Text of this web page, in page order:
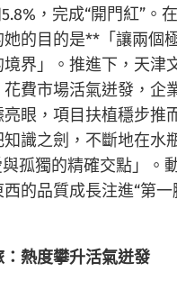
，完成“開門紅”。
她的目的是**「讓兩個
界」。推進下，天津
費市場活氣迸發，企
亮眼，項目扶植穩步推
識之劍，不斷地在水
孤獨的精確交點」。
的品質成長注進“第一
熱度攀升活氣迸發